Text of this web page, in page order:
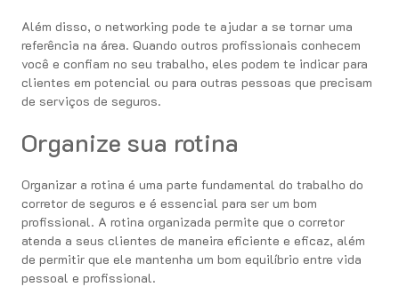
Além disso, o networking pode te ajudar a se tornar uma
referência na área. Quando outros profissionais conhecem
você e confiam no seu trabalho, eles podem te indicar para
clientes em potencial ou para outras pessoas que precisam
de serviços de seguros.
Organize sua rotina
Organizar a rotina é uma parte fundamental do trabalho do
corretor de seguros e é essencial para ser um bom
profissional. A rotina organizada permite que o corretor
atenda a seus clientes de maneira eficiente e eficaz, além
de permitir que ele mantenha um bom equilíbrio entre vida
pessoal e profissional.